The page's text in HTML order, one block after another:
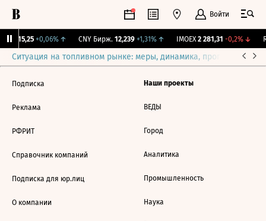
Войти
115,25 +0,06%↑ CNY Бирж. 12,239 +1,31%↑ IMOEX 2 281,31 -0,2%↓
Ситуация на топливном рынке: меры, динамика, прогнозы
Подписка
Реклама
РФРИТ
Справочник компаний
Подписка для юр.лиц
О компании
Наши проекты
ВЕДЫ
Город
Аналитика
Промышленность
Наука